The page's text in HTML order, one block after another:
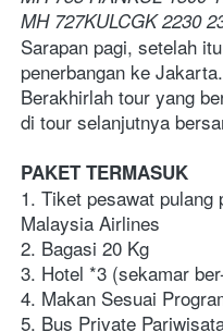
MH 727KULCGK 2230
Sarapan pagi, setelah
penerbangan ke Jakarta.
Berakhirlah tour yang
di tour selanjutnya
PAKET TERMASUK
1. Tiket pesawat
Malaysia Airlines
2. Bagasi 20 Kg
3. Hotel *3 (sekamar
4. Makan Sesuai
5. Bus Private